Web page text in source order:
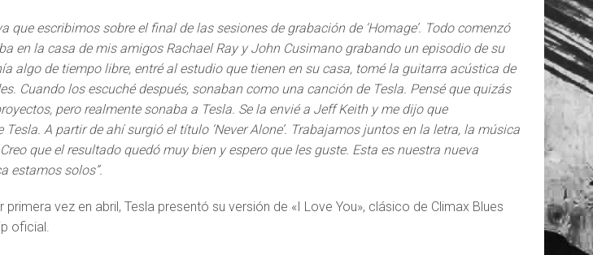
que escribimos sobre el final de las sesiones de grabación de ‘Homage’. Todo comenzó
en la casa de mis amigos Rachael Ray y John Cusimano grabando un episodio de su
algo de tiempo libre, entré al estudio que tienen en su casa, tomé la guitarra acústica de
Cuando los escuché después, sonaban como una canción de Tesla. Pensé que quizás
pero realmente sonaba a Tesla. Se la envié a Jeff Keith y me dijo que
A partir de ahí surgió el título ‘Never Alone’. Trabajamos juntos en la letra, la música
que el resultado quedó muy bien y espero que les guste. Esta es nuestra nueva
estamos solos”.
vez en abril, Tesla presentó su versión de «I Love You», clásico de Climax Blues
oficial.